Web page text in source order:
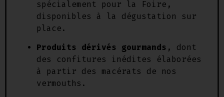
spécialement pour la Foire,
disponibles à la dégustation sur
place.
Produits dérivés gourmands , dont
des confitures inédites élaborées
à partir des macérats de nos
vermouths.